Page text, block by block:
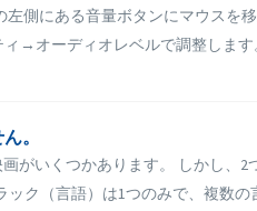
側にある音量ボタンにマウスを
→オーディオレベルで調整します
。
いくつかあります。 しかし、2
ク（言語）は1つのみで、複数の